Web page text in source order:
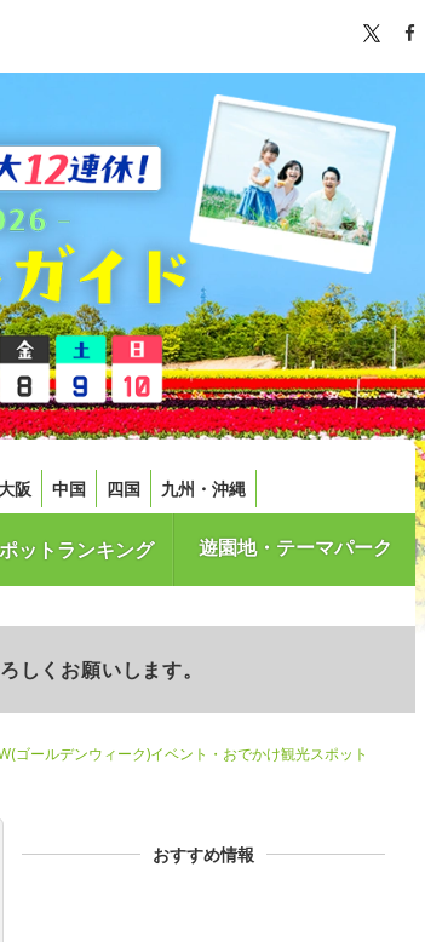
大阪 中国 四国 九州・沖縄
ットランキング 遊園地・テーマパーク
しくお願いします。
ゴールデンウィーク)イベント・おでかけ観光スポット
おすすめ情報